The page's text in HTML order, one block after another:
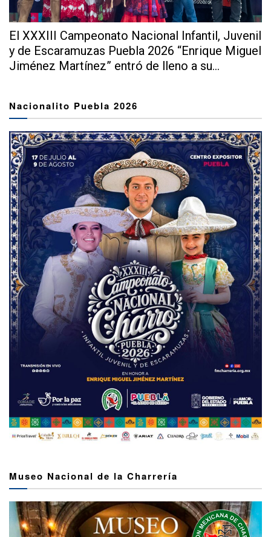
El XXXIII Campeonato Nacional Infantil, Juvenil
y de Escaramuzas Puebla 2026 “Enrique Miguel
Jiménez Martínez” entró de lleno a su...
Nacionalito Puebla 2026
Museo Nacional de la Charrería